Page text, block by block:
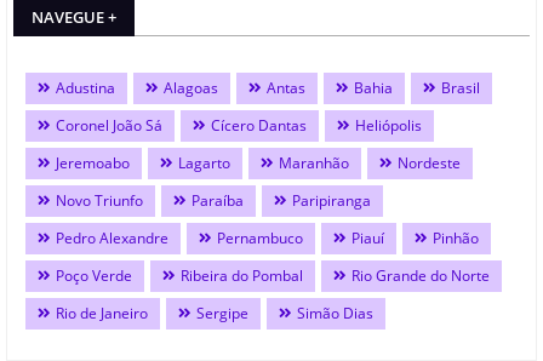
NAVEGUE +
Adustina Alagoas Antas Bahia
Brasil
Coronel João Sá
Cícero Dantas
Heliópolis
Jeremoabo
Lagarto Maranhão
Nordeste
Novo Triunfo
Paraíba
Paripiranga
Pedro Alexandre
Pernambuco Piauí
Pinhão
Poço Verde
Ribeira do Pombal
Rio Grande do Norte
Rio de Janeiro
Sergipe Simão Dias